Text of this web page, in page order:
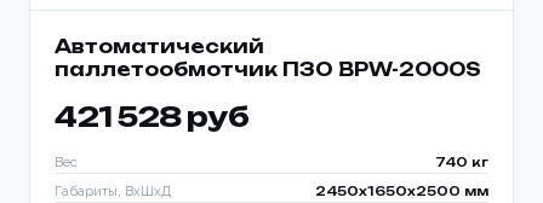
Автоматический
паллетообмотчик ПЗО BPW-2000S
421 528 руб
Вес 740 кг
Габариты, ВхШхД 2450х1650х2500 мм